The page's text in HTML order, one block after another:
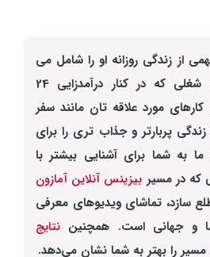
از زندگی روزانه او را شامل می
شود. بنابراین انتخاب شغلی که در کنار درآمدزایی 24
کارهای مورد علاقه تان مانند سفر
پربارتر و جذاب تری را برای
به شما برای آشنایی بیشتر با
که در مسیر بیزینس آنلاین آمازون
سازد، تماشای ویدیوهای معرفی
و جهانی است. همچنین نتایج
مسیر را بهتر به شما نشان می‌دهد.